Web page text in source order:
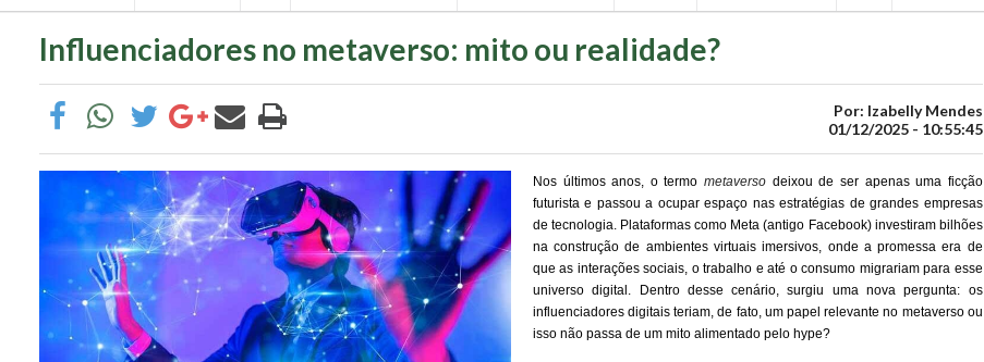
Influenciadores no metaverso: mito ou realidade?
Por: Izabelly Mendes
01/12/2025 - 10:55:45
Nos últimos anos, o termo metaverso deixou de ser apenas uma ficção
futurista e passou a ocupar espaço nas estratégias de grandes empresas
de tecnologia. Plataformas como Meta (antigo Facebook) investiram bilhões
na construção de ambientes virtuais imersivos, onde a promessa era de
que as interações sociais, o trabalho e até o consumo migrariam para esse
universo digital. Dentro desse cenário, surgiu uma nova pergunta: os
influenciadores digitais teriam, de fato, um papel relevante no metaverso ou
isso não passa de um mito alimentado pelo hype?